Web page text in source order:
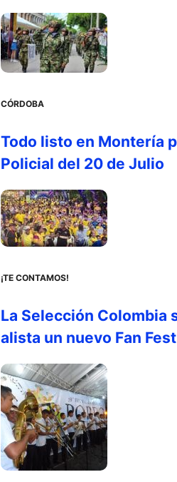
CÓRDOBA
Todo listo en Montería
Policial del 20 de Julio
¡TE CONTAMOS!
La Selección Colombia
alista un nuevo Fan Fest